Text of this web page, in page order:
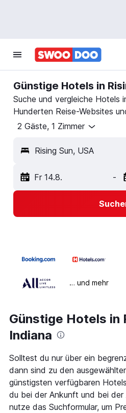
Günstige Hotels in
Suche und vergleiche Hotels
Hunderten Reise-Websites
2 Gäste, 1 Zimmer
Rising Sun, USA
Fr 14.8. -
… und mehr
Günstige Hotels in
Indiana
Solltest du nur über ein
dann sind zu den
günstigsten verfügbaren
du bei der Ankunft und bei der
nutze das Suchformular, um